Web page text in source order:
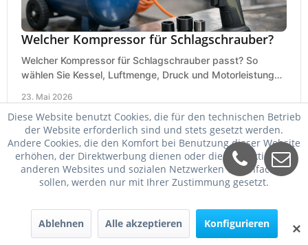
Welcher Kompressor für Schlagschrauber?
Welcher Kompressor für Schlagschrauber passt? So
wählen Sie Kessel, Luftmenge, Druck und Motorleistung
23. Mai 2026
✕
Diese Website benutzt Cookies, die für den technischen Betrieb
der Website erforderlich sind und stets gesetzt werden.
Andere Cookies, die den Komfort bei Benutzung dieser Website
erhöhen, der Direktwerbung dienen oder die Interaktion mit
anderen Websites und sozialen Netzwerken vereinfachen
sollen, werden nur mit Ihrer Zustimmung gesetzt.
Ablehnen Alle akzeptieren Konfigurieren